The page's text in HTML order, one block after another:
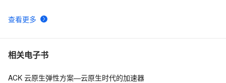
查看更多
相关电子书
ACK 云原生弹性方案—云原生时代的加速器